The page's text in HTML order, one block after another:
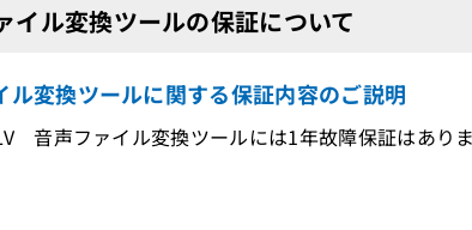
ル変換ツールの保証について
変換ツールに関する保証内容のご説明
音声ファイル変換ツールには1年故障保証はあり